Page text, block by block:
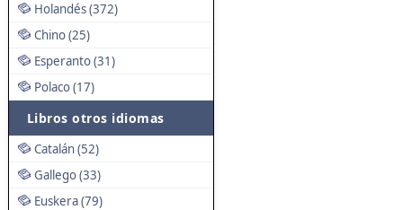
Holandés (372)
Chino (25)
Esperanto (31)
Polaco (17)
Libros otros idiomas
Catalán (52)
Gallego (33)
Euskera (79)